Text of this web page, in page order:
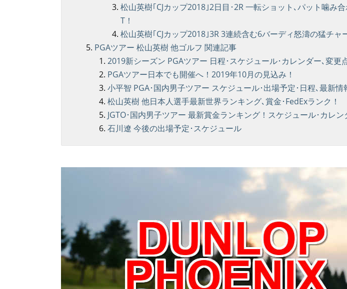
松山英樹｢CJカップ2018｣2日目･2R 一転ショット､パット噛み
T！
松山英樹｢CJカップ2018｣3R 3連続含む6バーディ怒濤の猛チャ
PGAツアー 松山英樹 他ゴルフ 関連記事
2019新シーズン PGAツアー 日程･スケジュール･カレンダー､変更
PGAツアー日本でも開催へ！2019年10月の見込み！
小平智 PGA･国内男子ツアー スケジュール･出場予定･日程､最新情
松山英樹 他日本人選手最新世界ランキング､賞金･FedExランク！
JGTO･国内男子ツアー 最新賞金ランキング！スケジュール･カレン
石川遼 今後の出場予定･スケジュール